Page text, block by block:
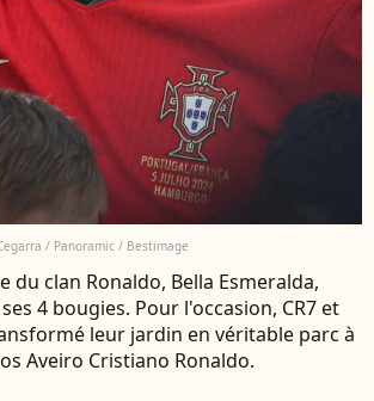
/ Panoramic / Bestimage
du clan Ronaldo, Bella Esmeralda,
4 bougies. Pour l'occasion, CR7 et
leur jardin en véritable parc à
Aveiro Cristiano Ronaldo.